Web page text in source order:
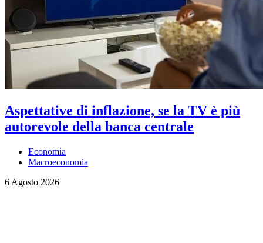
Aspettative di inflazione, se la TV è più
autorevole della banca centrale
Economia
Macroeconomia
6 Agosto 2026